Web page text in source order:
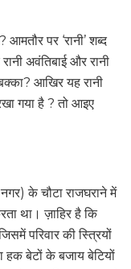
पर ‘रानी’ शब्द
अवंतिबाई और रानी
आखिर यह रानी
गया है ? तो आइए
के चौटा राजघराने में
था। ज़ाहिर है कि
परिवार की स्त्रियों
हक बेटों के बजाय बेटियों